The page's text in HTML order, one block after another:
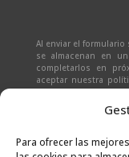
Para ofrecer las
Al enviar el
se almacenan en
completarlos en
aceptar nuestra
Ivan Zabalza |
Legitimación: Tu
(datos
y olvido de tus datos.